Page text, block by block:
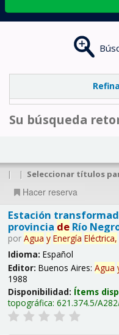
Su búsqueda
| | Seleccionar títulos
Hacer reserva
Estación
provincia deRío
por Agua y Energía Eléctrica,
Idioma: Español
Editor: Buenos Aires: Agua
1988
Disponibilidad: Ítems
topográfica: 621.374.5/